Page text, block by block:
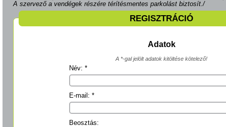
A szervező a vendégek részére térítésmentes parkolást biztosít./
REGISZTRÁCIÓ
Adatok
A *-gal jelölt adatok kitöltése kötelező!
Név: *
E-mail: *
Beosztás: